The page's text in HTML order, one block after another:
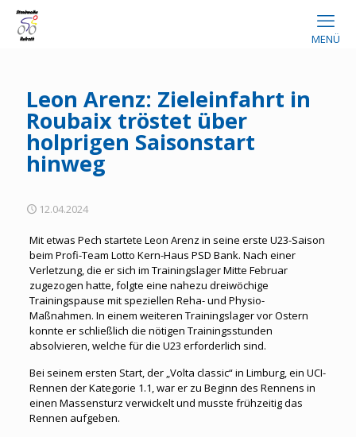
MENÜ
Leon Arenz: Zieleinfahrt in
Roubaix tröstet über
holprigen Saisonstart
hinweg
12.04.2024
Mit etwas Pech startete Leon Arenz in seine erste U23-Saison
beim Profi-Team Lotto Kern-Haus PSD Bank. Nach einer
Verletzung, die er sich im Trainingslager Mitte Februar
zugezogen hatte, folgte eine nahezu dreiwöchige
Trainingspause mit speziellen Reha- und Physio-
Maßnahmen. In einem weiteren Trainingslager vor Ostern
konnte er schließlich die nötigen Trainingsstunden
absolvieren, welche für die U23 erforderlich sind.
Bei seinem ersten Start, der „Volta classic“ in Limburg, ein UCI-
Rennen der Kategorie 1.1, war er zu Beginn des Rennens in
einen Massensturz verwickelt und musste frühzeitig das
Rennen aufgeben.